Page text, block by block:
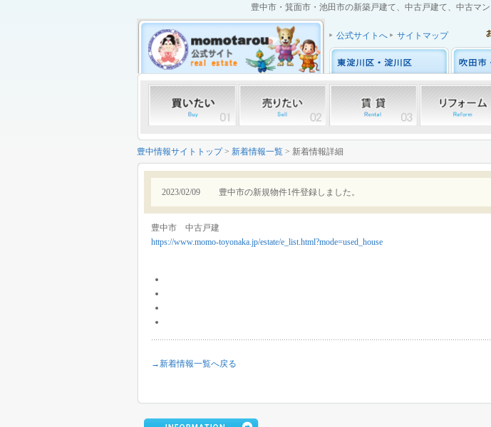
豊中市・箕面市・池田市の新築戸建て、中古戸建て、中古マ
公式サイトへ サイトマップ
豊中情報サイトトップ> 新着情報一覧 > 新着情報詳細
2023/02/09 豊中市の新規物件1件登録しました。
豊中市 中古戸建
https://www.momo-toyonaka.jp/estate/e_list.html?mode=used_house
→新着情報一覧へ戻る